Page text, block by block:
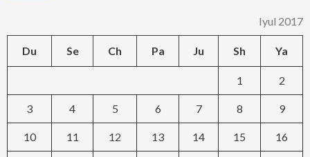
Iyul 2017
Du Se Ch Pa Ju Sh Ya
1 2
3 4 5 6 7 8 9
10 11 12 13 14 15 16